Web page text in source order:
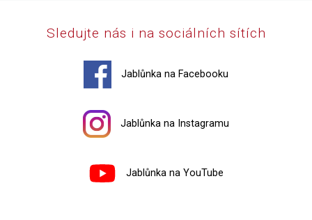
Sledujte nás i na sociálních sítích
Jablůnka na Facebooku
Jablůnka na Instagramu
Jablůnka na YouTube